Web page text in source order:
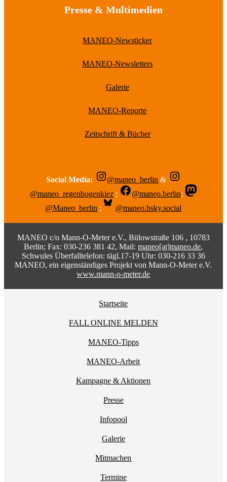
Presse & Multimedien
MANEO-Newsticker
MANEO-Newsletters
Galerie
MANEO-Reporte
Zeitschrift & Bücher
Social Media: @maneo_berlin &
@maneo_regenbogenkiez ; @maneo.berlin;
@Maneo_berlin ; @maneo.bsky.social
MANEO c/o Mann-O-Meter e.V., Bülowstraße 106 , 10783
Berlin; Fax: 030-236 381 42, Mail:maneo[at]maneo.de,
Schwules Überfalltelefon: tägl.17-19 Uhr: 030-216 33 36
MANEO, ein eigenständiges Projekt von Mann-O-Meter e.V.
www.mann-o-meter.de
Startseite
FALL ONLINE MELDEN
MANEO-Tipps
MANEO-Arbeit
Kampagne & Aktionen
Presse
Infopool
Galerie
Mitmachen
Termine